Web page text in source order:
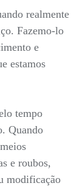
realmente
Fazemo-lo
e
estamos
tempo
Quando
e roubos,
modificação